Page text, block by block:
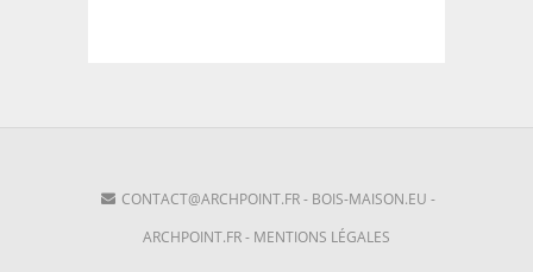
CONTACT@ARCHPOINT.FR- BOIS-MAISON.EU -
ARCHPOINT.FR- MENTIONS LÉGALES